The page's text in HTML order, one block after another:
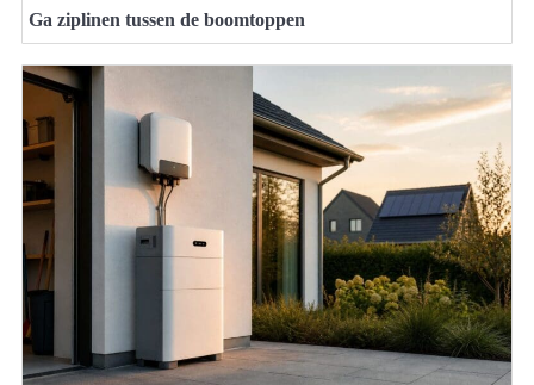
Ga ziplinen tussen de boomtoppen